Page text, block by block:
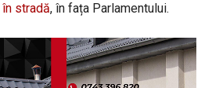
stradă, în fața Parlamentului.